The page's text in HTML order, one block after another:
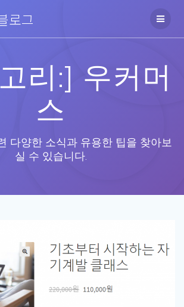
로그
리:] 우커머
스
다양한 소식과 유용한 팁을 찾아보
실 수 있습니다.